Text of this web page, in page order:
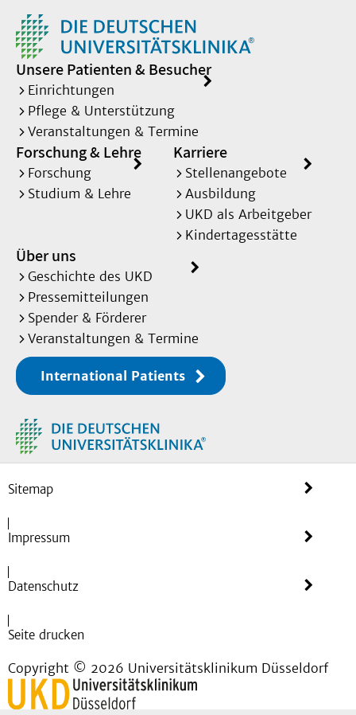
Unsere Patienten & Besucher
Einrichtungen
Pflege & Unterstützung
Veranstaltungen & Termine
Forschung & Lehre
Forschung
Studium & Lehre
Karriere
Stellenangebote
Ausbildung
UKD als Arbeitgeber
Kindertagesstätte
Über uns
Geschichte des UKD
Pressemitteilungen
Spender & Förderer
Veranstaltungen & Termine
International Patients
Sitemap
Impressum
Datenschutz
Seite drucken
Copyright © 2026 Universitätsklinikum Düsseldorf